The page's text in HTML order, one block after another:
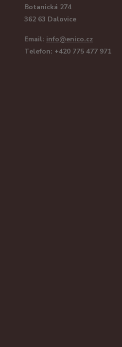
Botanická 274
362 63 Dalovice
Email: info@enico.cz
Telefon: +420 775 477 971